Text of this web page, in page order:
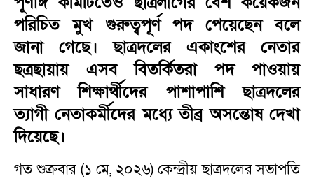
পরিচিত মুখ গুরুত্বপূর্ণ পদ পেয়েছেন বলে
জানা গেছে। ছাত্রদলের একাংশের নেতার
ছত্রছায়ায় এসব বিতর্কিতরা পদ পাওয়ায়
সাধারণ শিক্ষার্থীদের পাশাপাশি ছাত্রদলের
ত্যাগী নেতাকর্মীদের মধ্যে তীব্র অসন্তোষ দেখা
দিয়েছে।
গত শুক্রবার (১ মে, ২০২৬) কেন্দ্রীয় ছাত্রদলের সভাপতি